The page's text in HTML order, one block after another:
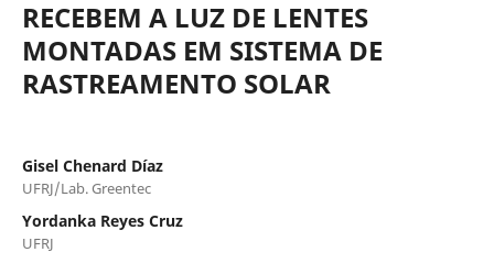
RECEBEM A LUZ DE LENTES
MONTADAS EM SISTEMA DE
RASTREAMENTO SOLAR
Gisel Chenard Díaz
UFRJ/Lab. Greentec
Yordanka Reyes Cruz
UFRJ